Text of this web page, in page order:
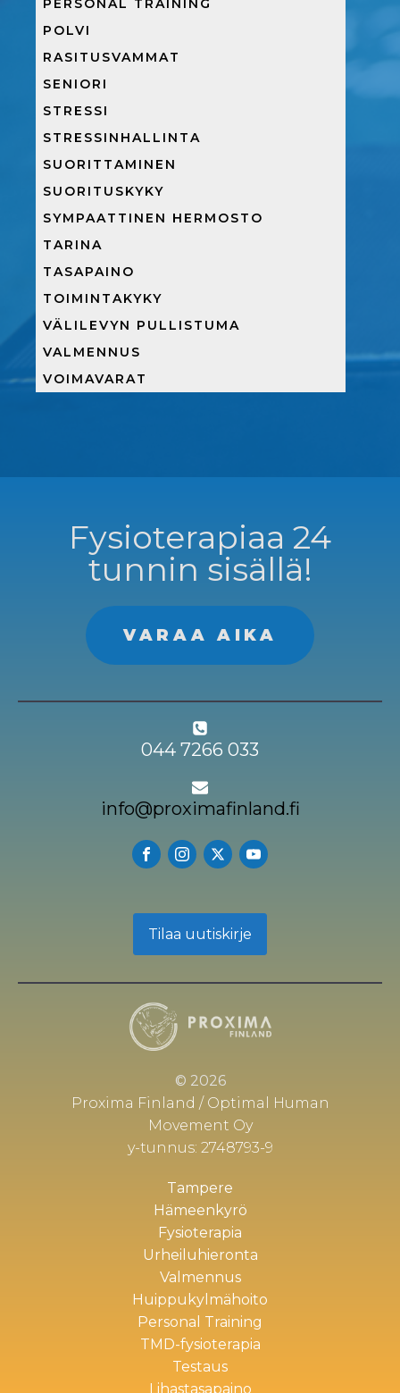
PERSONAL TRAINING
POLVI
RASITUSVAMMAT
SENIORI
STRESSI
STRESSINHALLINTA
SUORITTAMINEN
SUORITUSKYKY
SYMPAATTINEN HERMOSTO
TARINA
TASAPAINO
TOIMINTAKYKY
VÄLILEVYN PULLISTUMA
VALMENNUS
VOIMAVARAT
Fysioterapiaa 24
tunnin sisällä!
VARAA AIKA
044 7266 033
info@proximafinland.fi
Tilaa uutiskirje
© 2026
Proxima Finland / Optimal Human
Movement Oy
y-tunnus: 2748793-9
Tampere
Hämeenkyrö
Fysioterapia
Urheiluhieronta
Valmennus
Huippukylmähoito
Personal Training
TMD-fysioterapia
Testaus
Lihastasapaino